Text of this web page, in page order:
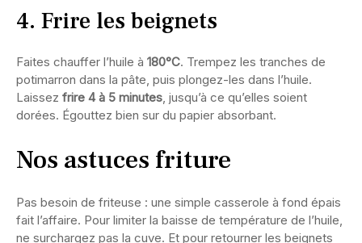
4. Frire les beignets
Faites chauffer l’huile à 180°C. Trempez les tranches de
potimarron dans la pâte, puis plongez-les dans l’huile.
Laissez frire 4 à 5 minutes, jusqu’à ce qu’elles soient
dorées. Égouttez bien sur du papier absorbant.
Nos astuces friture
Pas besoin de friteuse : une simple casserole à fond épais
fait l’affaire. Pour limiter la baisse de température de l’huile,
ne surchargez pas la cuve. Et pour retourner les beignets